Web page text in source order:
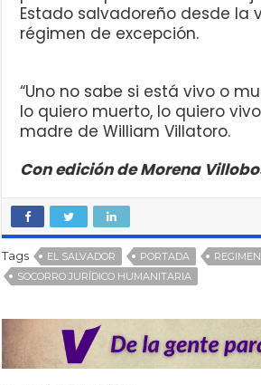
Estado salvadoreño desde la
régimen de excepción.
“Uno no sabe si está vivo o
lo quiero muerto, lo quiero
madre de William Villatoro.
Con edición de Morena
Tags EL SALVADOR PORTADA
SOCORRO JURÍDICO HUMANITARIA